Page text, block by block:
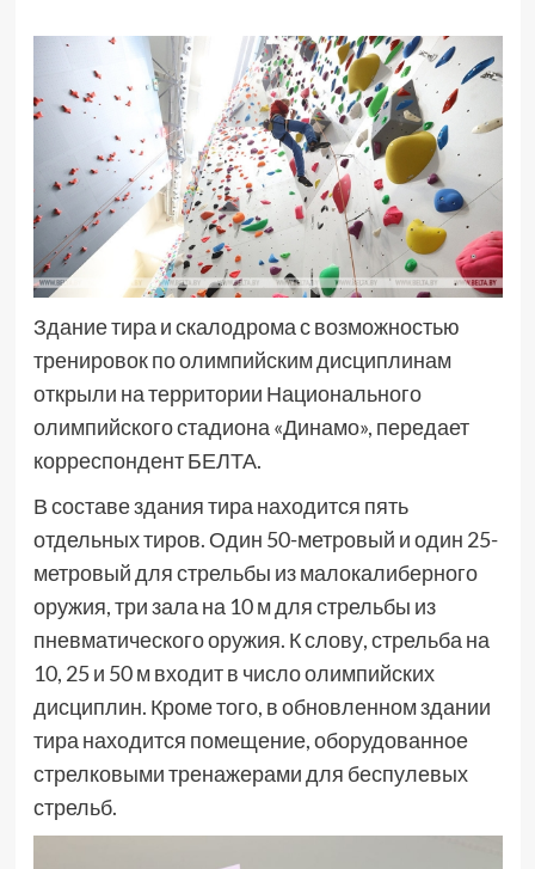
Здание тира и скалодрома с возможностью
тренировок по олимпийским дисциплинам
открыли на территории Национального
олимпийского стадиона «Динамо», передает
корреспондент БЕЛТА.
В составе здания тира находится пять
отдельных тиров. Один 50-метровый и один 25-
метровый для стрельбы из малокалиберного
оружия, три зала на 10 м для стрельбы из
пневматического оружия. К слову, стрельба на
10, 25 и 50 м входит в число олимпийских
дисциплин. Кроме того, в обновленном здании
тира находится помещение, оборудованное
стрелковыми тренажерами для беспулевых
стрельб.